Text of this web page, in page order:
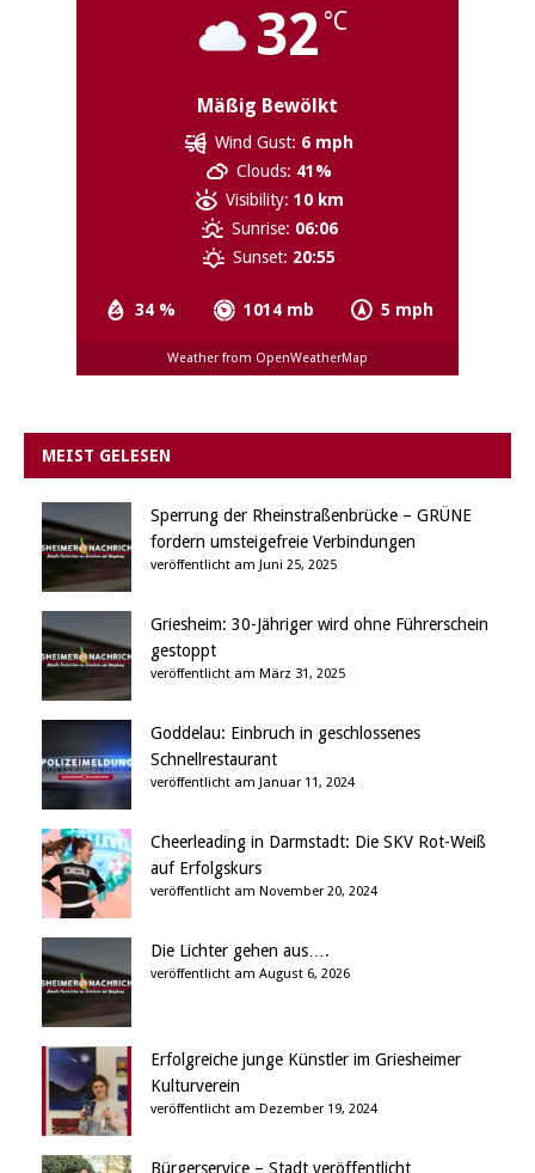
32 °C
Mäßig Bewölkt
34 % 1014 mb 5 mph
Wind Gust: 6 mph
Clouds: 41%
Visibility: 10 km
Sunrise: 06:06
Sunset: 20:55
Weather from OpenWeatherMap
MEIST GELESEN
Sperrung der Rheinstraßenbrücke – GRÜNE
fordern umsteigefreie Verbindungen
veröffentlicht am Juni 25, 2025
Griesheim: 30-Jähriger wird ohne Führerschein
gestoppt
veröffentlicht am März 31, 2025
Goddelau: Einbruch in geschlossenes
Schnellrestaurant
veröffentlicht am Januar 11, 2024
Cheerleading in Darmstadt: Die SKV Rot-Weiß
auf Erfolgskurs
veröffentlicht am November 20, 2024
Die Lichter gehen aus….
veröffentlicht am August 6, 2026
Erfolgreiche junge Künstler im Griesheimer
Kulturverein
veröffentlicht am Dezember 19, 2024
Bürgerservice – Stadt veröffentlicht